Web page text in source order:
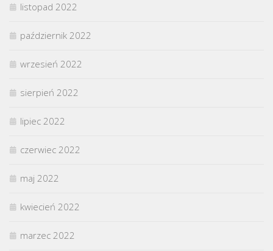
listopad 2022
październik 2022
wrzesień 2022
sierpień 2022
lipiec 2022
czerwiec 2022
maj 2022
kwiecień 2022
marzec 2022